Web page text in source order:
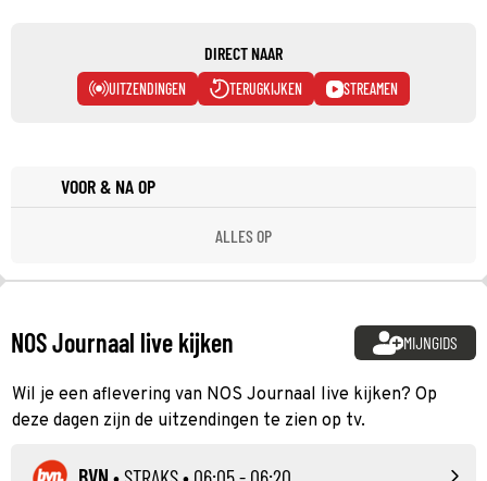
DIRECT NAAR
UITZENDINGEN TERUGKIJKEN STREAMEN
VOOR & NA OP
ALLES OP
NOS Journaal live kijken MIJNGIDS
Wil je een aflevering van NOS Journaal live kijken? Op
deze dagen zijn de uitzendingen te zien op tv.